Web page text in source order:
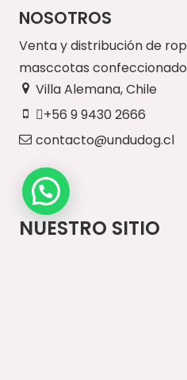
NOSOTROS
Venta y distribución de
masccotas
Villa Alemana, Chile
+56 9 9430 2666
contacto@undudog.cl
NUESTRO SITIO